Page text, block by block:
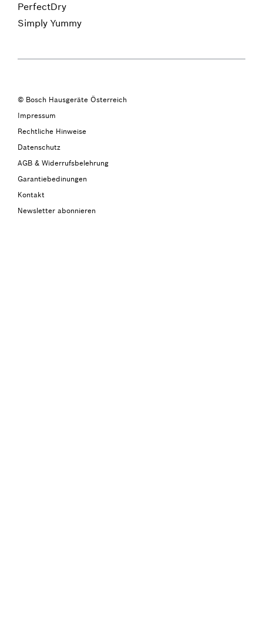
PerfectDry
Simply Yummy
© Bosch Hausgeräte Österreich
Impressum
Rechtliche Hinweise
Datenschutz
AGB & Widerrufsbelehrung
Garantiebedinungen
Kontakt
Newsletter abonnieren